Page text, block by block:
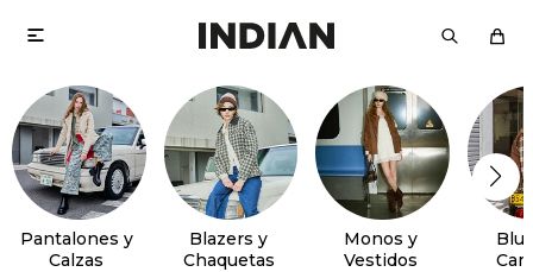

Pantalones y
Calzas
Blazers y
Chaquetas
Monos y
Vestidos